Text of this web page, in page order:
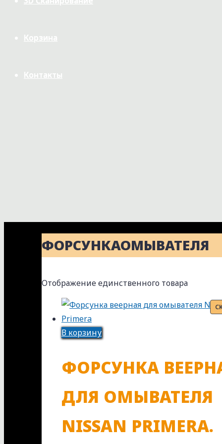
Корзина
Контакты
ФОРСУНКАОМЫВАТЕЛЯ
Отображение единственного товара
В корзину
ФОРСУНКА
ДЛЯ ОМЫВАТЕЛЯ
NISSAN PRIMERA.